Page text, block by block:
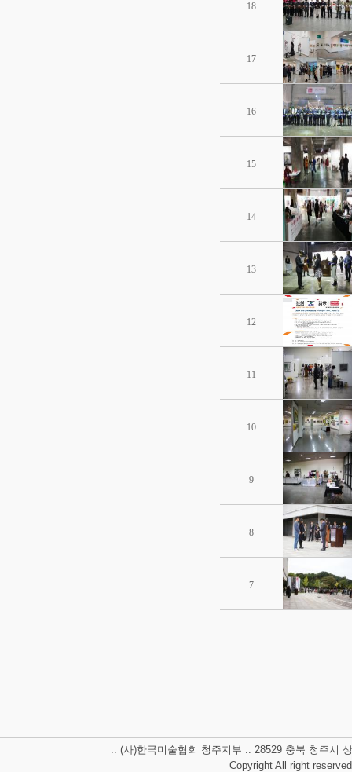
18
17
16
15
14
13
12
11
10
9
8
7
:: (사)한국미술협회 청주지부 :: 28529 충북 청주시
Copyright All right